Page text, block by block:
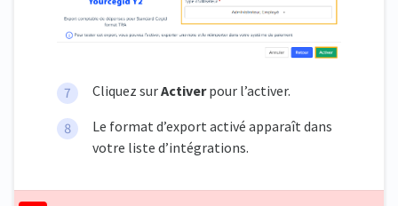
Cliquez surActiverpour l’activer.
Le format d’export activé apparaît dans
votre liste d’intégrations.